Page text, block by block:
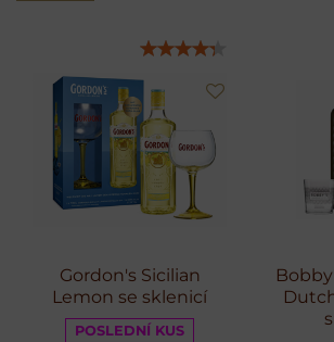
Gordon's Sicilian
Lemon se sklenicí
POSLEDNÍ KUS